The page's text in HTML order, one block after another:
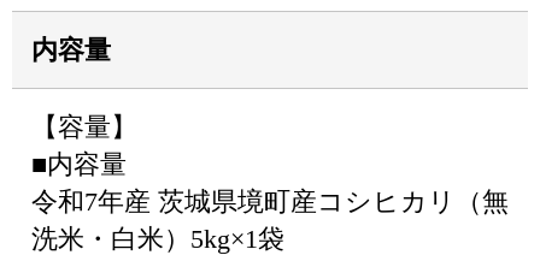
内容量
【容量】
■内容量
令和7年産 茨城県境町産コシヒカリ（無
洗米・白米）5kg×1袋